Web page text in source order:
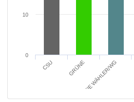
CSU GRÜNEFREIE WÄHLER/WG
0
10